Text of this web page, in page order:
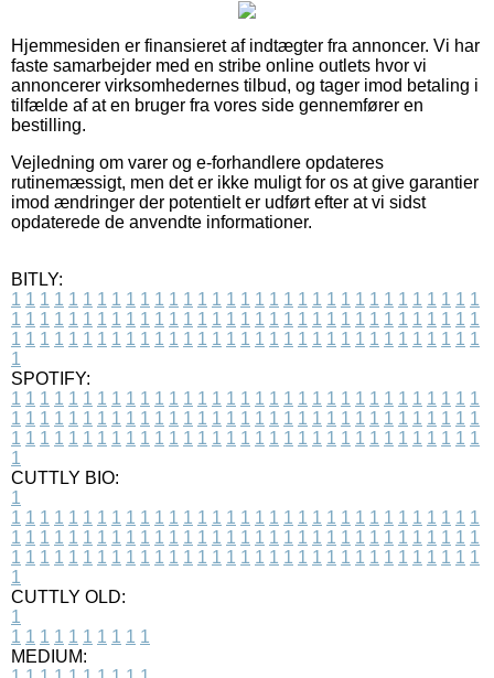
Hjemmesiden er finansieret af indtægter fra annoncer. Vi har
faste samarbejder med en stribe online outlets hvor vi
annoncerer virksomhedernes tilbud, og tager imod betaling i
tilfælde af at en bruger fra vores side gennemfører en
bestilling.
Vejledning om varer og e-forhandlere opdateres
rutinemæssigt, men det er ikke muligt for os at give garantier
imod ændringer der potentielt er udført efter at vi sidst
opdaterede de anvendte informationer.
BITLY:
1 1 1 1 1 1 1 1 1 1 1 1 1 1 1 1 1 1 1 1 1 1 1 1 1 1 1 1 1 1 1 1 1
1 1 1 1 1 1 1 1 1 1 1 1 1 1 1 1 1 1 1 1 1 1 1 1 1 1 1 1 1 1 1 1 1
1 1 1 1 1 1 1 1 1 1 1 1 1 1 1 1 1 1 1 1 1 1 1 1 1 1 1 1 1 1 1 1 1
1
SPOTIFY:
1 1 1 1 1 1 1 1 1 1 1 1 1 1 1 1 1 1 1 1 1 1 1 1 1 1 1 1 1 1 1 1 1
1 1 1 1 1 1 1 1 1 1 1 1 1 1 1 1 1 1 1 1 1 1 1 1 1 1 1 1 1 1 1 1 1
1 1 1 1 1 1 1 1 1 1 1 1 1 1 1 1 1 1 1 1 1 1 1 1 1 1 1 1 1 1 1 1 1
1
CUTTLY BIO:
1
1 1 1 1 1 1 1 1 1 1 1 1 1 1 1 1 1 1 1 1 1 1 1 1 1 1 1 1 1 1 1 1 1
1 1 1 1 1 1 1 1 1 1 1 1 1 1 1 1 1 1 1 1 1 1 1 1 1 1 1 1 1 1 1 1 1
1 1 1 1 1 1 1 1 1 1 1 1 1 1 1 1 1 1 1 1 1 1 1 1 1 1 1 1 1 1 1 1 1
1
CUTTLY OLD:
1
1 1 1 1 1 1 1 1 1 1
MEDIUM: